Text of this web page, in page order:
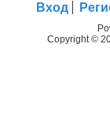
Вход
Copyright ©